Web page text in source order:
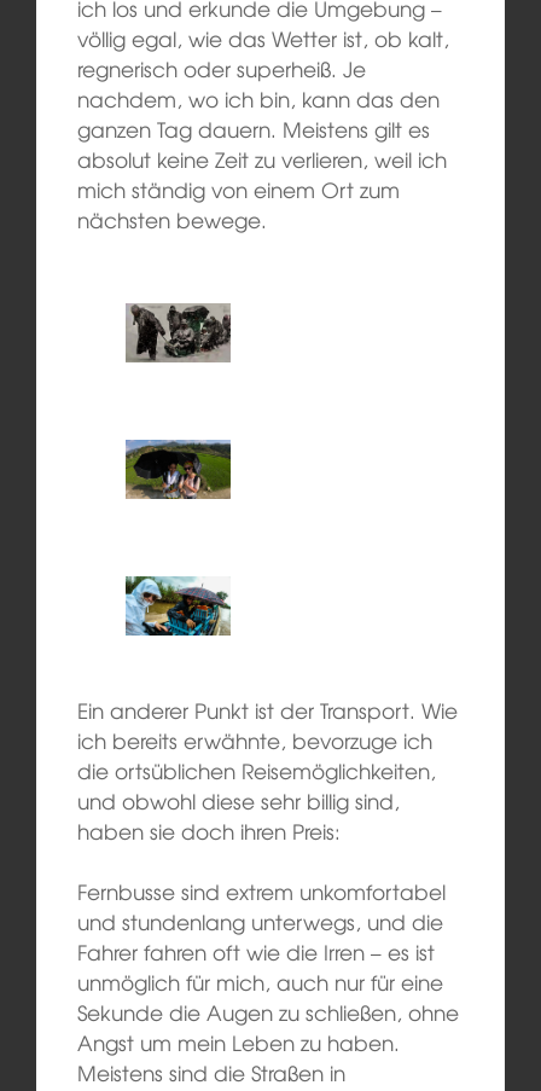
ich los und erkunde die Umgebung –
völlig egal, wie das Wetter ist, ob kalt,
regnerisch oder superheiß. Je
nachdem, wo ich bin, kann das den
ganzen Tag dauern. Meistens gilt es
absolut keine Zeit zu verlieren, weil ich
mich ständig von einem Ort zum
nächsten bewege.
Ein anderer Punkt ist der Transport. Wie
ich bereits erwähnte, bevorzuge ich
die ortsüblichen Reisemöglichkeiten,
und obwohl diese sehr billig sind,
haben sie doch ihren Preis:
Fernbusse sind extrem unkomfortabel
und stundenlang unterwegs, und die
Fahrer fahren oft wie die Irren – es ist
unmöglich für mich, auch nur für eine
Sekunde die Augen zu schließen, ohne
Angst um mein Leben zu haben.
Meistens sind die Straßen in